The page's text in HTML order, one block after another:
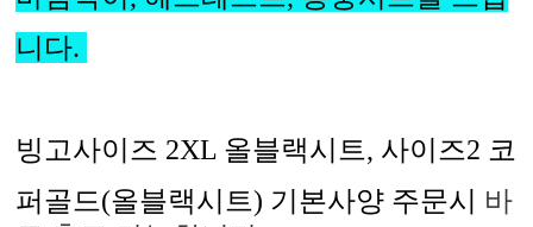
니다.
빙고사이즈 2XL 올블랙시트, 사이즈2 코
퍼골드(올블랙시트) 기본사양 주문시 바